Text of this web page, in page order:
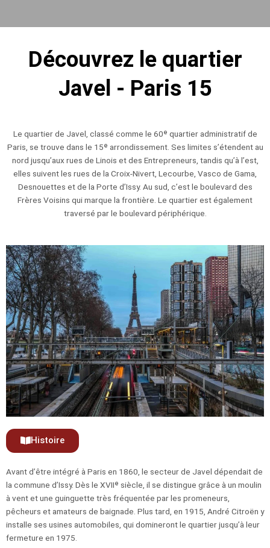
Découvrez le quartier
Javel - Paris 15
Le quartier de Javel, classé comme le 60ᵉ quartier administratif de
Paris, se trouve dans le 15ᵉ arrondissement. Ses limites s’étendent au
nord jusqu’aux rues de Linois et des Entrepreneurs, tandis qu’à l’est,
elles suivent les rues de la Croix-Nivert, Lecourbe, Vasco de Gama,
Desnouettes et de la Porte d’Issy. Au sud, c’est le boulevard des
Frères Voisins qui marque la frontière. Le quartier est également
traversé par le boulevard périphérique.
Histoire
Avant d’être intégré à Paris en 1860, le secteur de Javel dépendait de
la commune d’Issy. Dès le XVIIᵉ siècle, il se distingue grâce à un moulin
à vent et une guinguette très fréquentée par les promeneurs,
pêcheurs et amateurs de baignade. Plus tard, en 1915, André Citroën y
installe ses usines automobiles, qui domineront le quartier jusqu’à leur
fermeture en 1975.